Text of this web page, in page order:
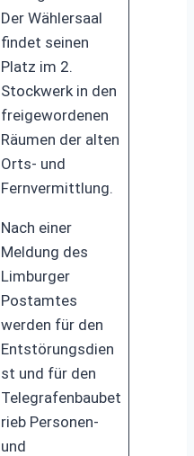
Der Wählersaal
findet seinen
Platz im 2.
Stockwerk in den
freigewordenen
Räumen der alten
Orts- und
Fernvermittlung.
Nach einer
Meldung des
Limburger
Postamtes
werden für den
Entstörungsdien
st und für den
Telegrafenbaubet
rieb Personen-
und